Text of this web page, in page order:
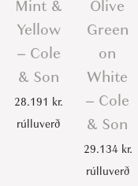
Mint &
Yellow
– Cole
& Son
28.191 kr.
rúlluverð
Olive
Green
on
White
– Cole
& Son
29.134 kr.
rúlluverð